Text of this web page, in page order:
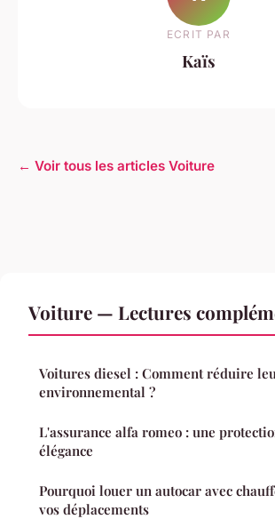
ECRIT PAR
Kaïs
← Voir tous les articles Voiture
Voiture — Lectures
Voitures diesel : Comment réduire
environnemental ?
L'assurance alfa romeo : une
élégance
Pourquoi louer un autocar avec
vos déplacements